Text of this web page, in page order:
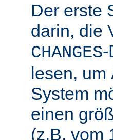
Der erste
darin, die
CHANGES-
lesen, um
System
einen
(z.B. vom